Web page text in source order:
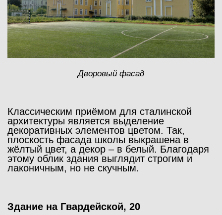
Дворовый фасад
Классическим приёмом для сталинской
архитектуры является выделение
декоративных элементов цветом. Так,
плоскость фасада школы выкрашена в
жёлтый цвет, а декор – в белый. Благодаря
этому облик здания выглядит строгим и
лаконичным, но не скучным.
Здание на Гвардейской, 20